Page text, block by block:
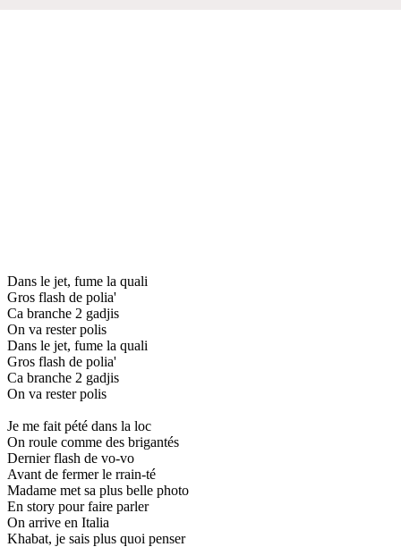
Dans le jet, fume la quali
Gros flash de polia'
Ca branche 2 gadjis
On va rester polis
Dans le jet, fume la quali
Gros flash de polia'
Ca branche 2 gadjis
On va rester polis
Je me fait pété dans la loc
On roule comme des brigantés
Dernier flash de vo-vo
Avant de fermer le rrain-té
Madame met sa plus belle photo
En story pour faire parler
On arrive en Italia
Khabat, je sais plus quoi penser